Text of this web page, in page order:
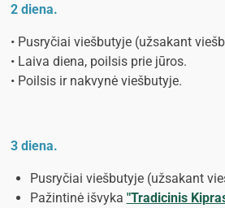
2 diena.
• Pusryčiai viešbutyje (užsakant
• Laiva diena, poilsis prie jūros.
• Poilsis ir nakvynė viešbutyje.
3 diena.
Pusryčiai viešbutyje (užsakant
Pažintinė išvyka "Tradicinis